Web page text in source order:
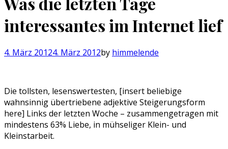
interessantes im Internet lief
4. März 20124. März 2012by himmelende
Die tollsten, lesenswertesten, [insert beliebige
wahnsinnig übertriebene adjektive Steigerungsform
here] Links der letzten Woche – zusammengetragen mit
mindestens 63% Liebe, in mühseliger Klein- und
Kleinstarbeit.